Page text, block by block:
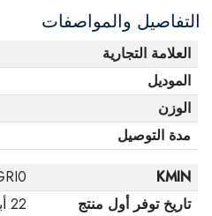
التفاصيل والمواصفات
العلامة التجارية
الموديل
الوزن
مدة التوصيل
KMIN
تاريخ توفر أول منتج
22 أبريل 2026